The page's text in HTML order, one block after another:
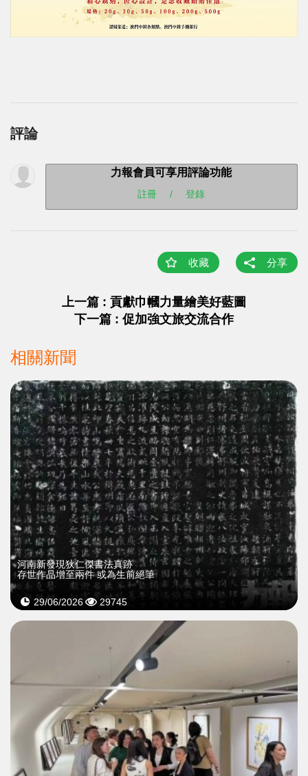
評論
力報會員可享用評論功能
註冊 / 登錄
收藏 分享
上一篇 : 貢獻巾幗力量繪美好藍圖
下一篇 : 促加強文旅交流合作
相關新聞
河南新發現狄仁傑書法真跡
存世作品增至兩件 或為生前絕筆
29/06/2026 29745
>